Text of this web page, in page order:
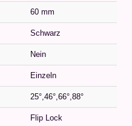
60 mm
Schwarz
Nein
Einzeln
25°,46°,66°,88°
Flip Lock